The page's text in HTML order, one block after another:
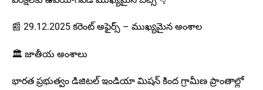
📰 29.12.2025 కరెంట్ అఫైర్స్ – ముఖ్యమైన అంశాల
🏛️ జాతీయ అంశాలు
భారత ప్రభుత్వం డిజిటల్ ఇండియా మిషన్ కింద గ్రామీణ ప్రాంతాల్లో